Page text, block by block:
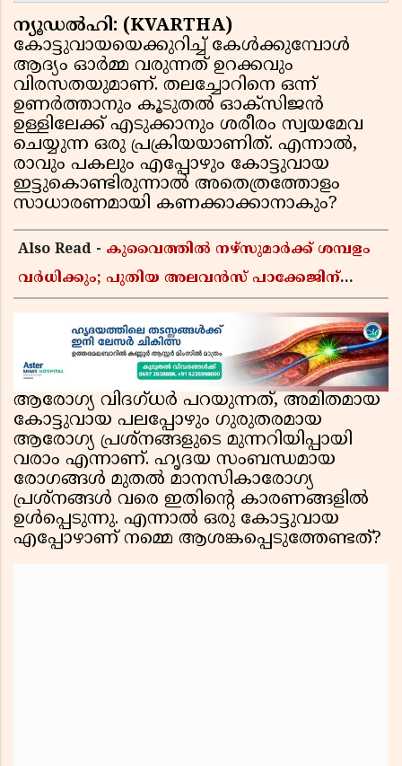
ന്യൂഡൽഹി: (KVARTHA)
കോട്ടുവായയെക്കുറിച്ച് കേൾക്കുമ്പോൾ
ആദ്യം ഓർമ്മ വരുന്നത് ഉറക്കവും
വിരസതയുമാണ്. തലച്ചോറിനെ ഒന്ന്
ഉണർത്താനും കൂടുതൽ ഓക്സിജൻ
ഉള്ളിലേക്ക് എടുക്കാനും ശരീരം സ്വയമേവ
ചെയ്യുന്ന ഒരു പ്രക്രിയയാണിത്. എന്നാൽ,
രാവും പകലും എപ്പോഴും കോട്ടുവായ
ഇട്ടുകൊണ്ടിരുന്നാൽ അതെത്രത്തോളം
സാധാരണമായി കണക്കാക്കാനാകും?
Also Read - കുവൈത്തിൽ നഴ്‌സുമാർക്ക് ശമ്പളം
വർധിക്കും; പുതിയ അലവൻസ് പാക്കേജിന്
ആരോഗ്യ വിദഗ്ധർ പറയുന്നത്, അമിതമായ
കോട്ടുവായ പലപ്പോഴും ഗുരുതരമായ
ആരോഗ്യ പ്രശ്നങ്ങളുടെ മുന്നറിയിപ്പായി
വരാം എന്നാണ്. ഹൃദയ സംബന്ധമായ
രോഗങ്ങൾ മുതൽ മാനസികാരോഗ്യ
പ്രശ്നങ്ങൾ വരെ ഇതിന്റെ കാരണങ്ങളിൽ
ഉൾപ്പെടുന്നു. എന്നാൽ ഒരു കോട്ടുവായ
എപ്പോഴാണ് നമ്മെ ആശങ്കപ്പെടുത്തേണ്ടത്?